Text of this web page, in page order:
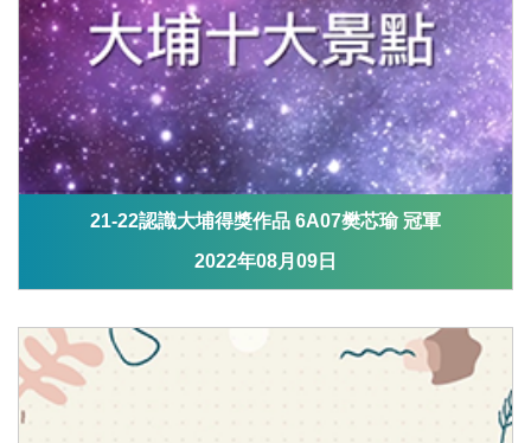
21-22認識大埔得獎作品 6A07樊芯瑜 冠軍
2022年08月09日